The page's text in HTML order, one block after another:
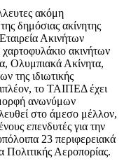
ακόμη
δημόσιας ακίνητης
Ακινήτων
ακινήτων
Ολυμπιακά Ακίνητα,
της ιδιωτικής
το ΤΑΙΠΕΔ έχει
ανωνύμων
στο άμεσο μέλλον,
επενδυτές για την
23 περιφερειακά
Πολιτικής Αεροπορίας.